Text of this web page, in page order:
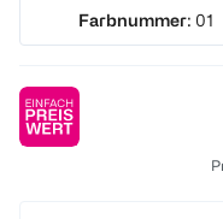
Farbnummer: 01